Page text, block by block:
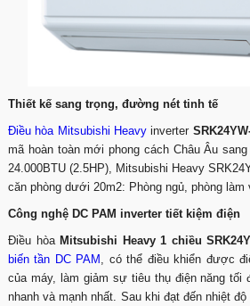
Thiết kế sang trọng, đường nét tinh tế
Điều hòa Mitsubishi Heavyinverter
mã hoàn toàn mới phong cách Châu Âu
24.000BTU (2.5HP), Mitsubishi Heavy
căn phòng dưới 20m2: Phòng ngủ, phòng làm
Công nghệ DC PAM inverter tiết kiệm điện
Điều hòa Mitsubishi Heavy 1 chiều
biến tần DC PAM , có thể điều khiển được
của máy, làm giảm sự tiêu thụ điện năng tối
nhanh và mạnh nhất. Sau khi đạt đến nhiệt